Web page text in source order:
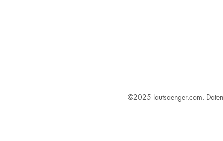
©2025 lautsaenger.com.